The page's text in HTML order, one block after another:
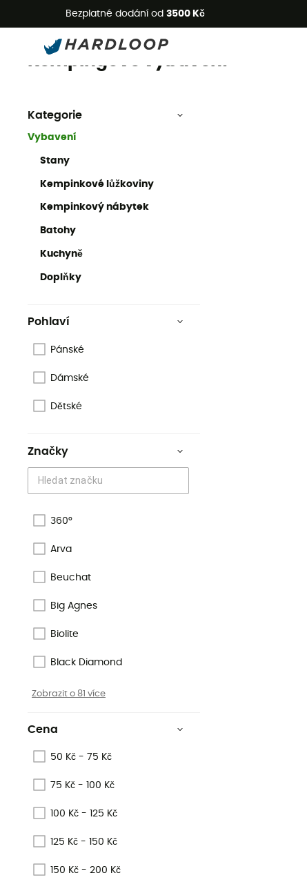
Bezplatné dodání od 3500 Kč
Kempingové vybavení
Kempingové vybavení
Kategorie
Vybavení
Stany
Kempinkové lůžkoviny
Kempinkový nábytek
Batohy
Kuchyně
Doplňky
Pohlaví
Pánské
Dámské
Dětské
Značky
360°
Arva
Beuchat
Big Agnes
Biolite
Black Diamond
Zobrazit o 81 více
Cena
50 Kč - 75 Kč
75 Kč - 100 Kč
100 Kč - 125 Kč
125 Kč - 150 Kč
150 Kč - 200 Kč